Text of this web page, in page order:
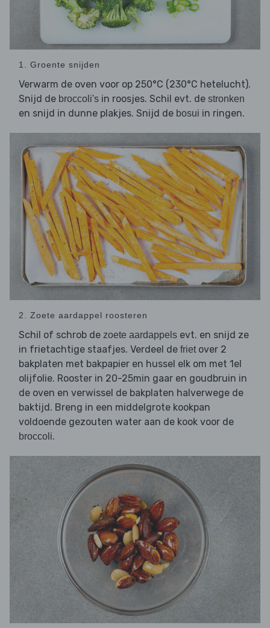
1. Groente snijden
Verwarm de oven voor op 250°C (230°C hetelucht).
Snijd de broccoli's in roosjes. Schil evt. de stronken
en snijd in dunne plakjes. Snijd de bosui in ringen.
2. Zoete aardappel roosteren
Schil of schrob de zoete aardappels evt. en snijd ze
in frietachtige staafjes. Verdeel de frietover 2
bakplaten met bakpapier en hussel elk om met 1el
olijfolie. Rooster in 20-25min gaar en goudbruin in
de oven en verwissel de bakplaten halverwege de
baktijd. Breng in een middelgrote kookpan
voldoende gezouten water aan de kook voor de
broccoli.